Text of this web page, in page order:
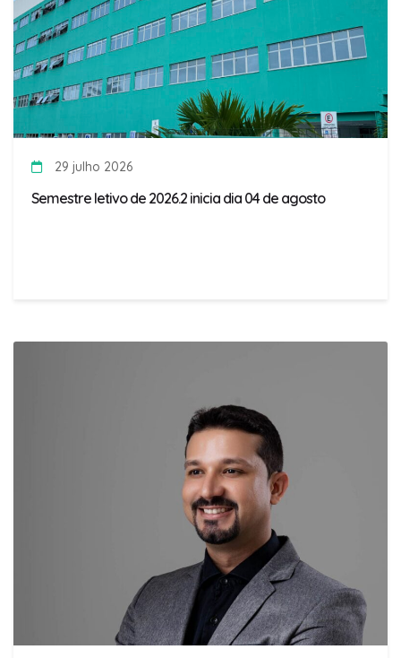
29 julho 2026
Semestre letivo de 2026.2 inicia dia 04 de agosto